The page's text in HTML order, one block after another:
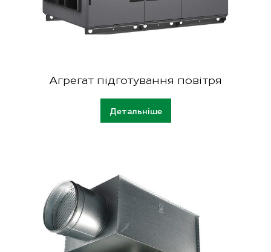
Агрегат підготування повітря
Детальніше